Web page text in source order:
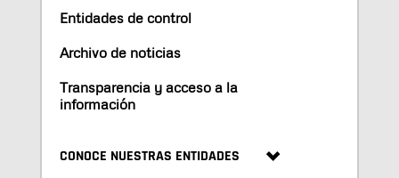
Entidades de control
Archivo de noticias
Transparencia y acceso a la
información
CONOCE NUESTRAS ENTIDADES